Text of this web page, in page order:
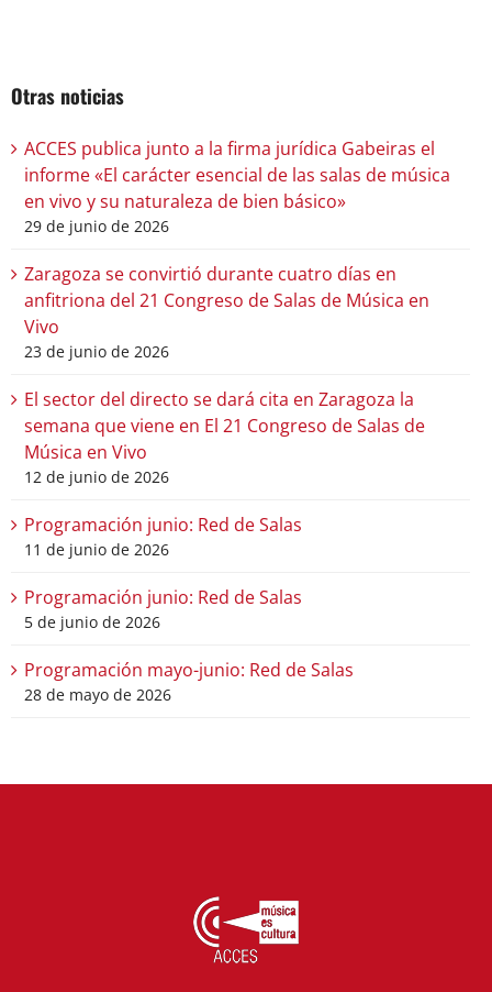
Otras noticias
ACCES publica junto a la firma jurídica Gabeiras el
informe «El carácter esencial de las salas de música
en vivo y su naturaleza de bien básico»
29 de junio de 2026
Zaragoza se convirtió durante cuatro días en
anfitriona del 21 Congreso de Salas de Música en
Vivo
23 de junio de 2026
El sector del directo se dará cita en Zaragoza la
semana que viene en El 21 Congreso de Salas de
Música en Vivo
12 de junio de 2026
Programación junio: Red de Salas
11 de junio de 2026
Programación junio: Red de Salas
5 de junio de 2026
Programación mayo-junio: Red de Salas
28 de mayo de 2026